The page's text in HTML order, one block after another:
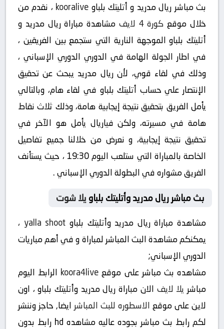
بث مباشر ريال مدريد و أتليتك بلباو kooralive ، نقدم من
خلال موقع كورة 4 لايف
مشاهدة مباراة ريال مدريد و
أتليتك بلباو الموجهة النارية التي ستجمع بين الفريقين ،
في اطار الجولة الهامة في الدوري الدوري الإسباني ،
وذلك في لقاء قوي، لأن ريال مدريد يبحث عن تحقيق
الإنتصار علي حساب أتليتك بلباو في لقاء هام، وبالتالي
يأمل الفريق بتحقيق نتيجة إيجابية هامة، وذلك ثلاث نقاط
هامة في مسيرته، ولكن فياريال يأمل هو الآخر في
تحقيق نتيجة إيجابية، و نعرض من خلالنا جميع تفاصيل
الخاصة بالمباراة التي ستلعب اليوم 19:30 ، حيث يستأنف
الفريق مشواره في البطولة الدوري الإسباني .
بث مباشر ريال مدريد وأتليتك بلباو يلا شوت
مشاهدة مباراة ريال مدريد وأتليتك بلباو yalla shoot ،
يمكنكم مشاهدة البث المباشر لمباراة و في أهم مباريات
الدوري الإسباني;
مشاهده بث مباشر على موقع koora4live الرابط اليوم
مباشر يلا لايف الان مباراة ريال مدريد وأتليتك بلباو ، اون
لاين على موقع الاسطوره للبث المباشر ايضا, حاجز وننشر
لكم رابط بث مباشر بجوده عاليه مشاهده hd رابط بدون